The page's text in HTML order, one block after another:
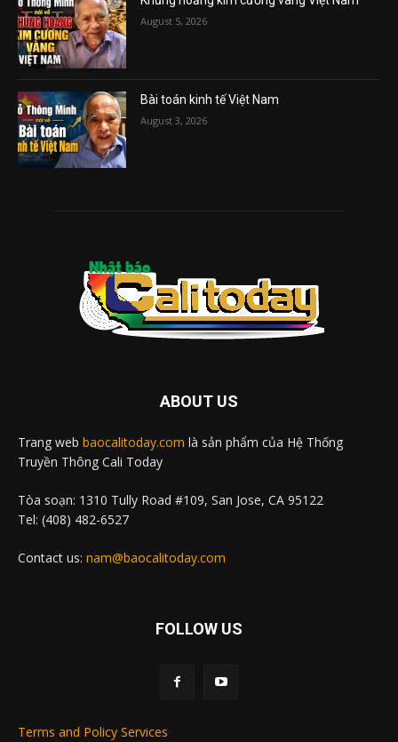
August 5, 2026
Bài toán kinh tế Việt Nam
August 3, 2026
ABOUT US
Trang web baocalitoday.com là sản phẩm của Hệ Thống
Truyền Thông Cali Today
Tòa soạn: 1310 Tully Road #109, San Jose, CA 95122
Tel: (408) 482-6527
Contact us: nam@baocalitoday.com
FOLLOW US
Terms and Policy Services